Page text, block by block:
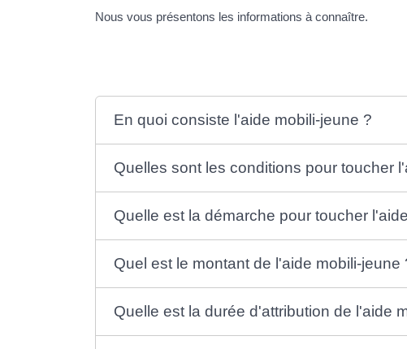
Nous vous présentons les informations à connaître.
En quoi consiste l'aide mobili-jeune ?
Quelles sont les conditions pour toucher
Quelle est la démarche pour toucher
Quel est le montant de l'aide mobili-jeune
Quelle est la durée d'attribution de l'aide